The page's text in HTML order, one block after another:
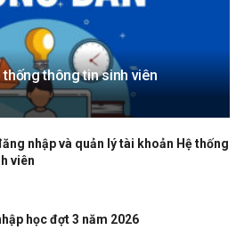
thông tin sinh viên
nhập và quản lý tài khoản Hệ thống
viên
học đợt 3 năm 2026